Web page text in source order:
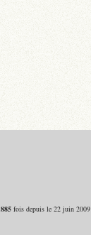
fois depuis le 22 juin 2009